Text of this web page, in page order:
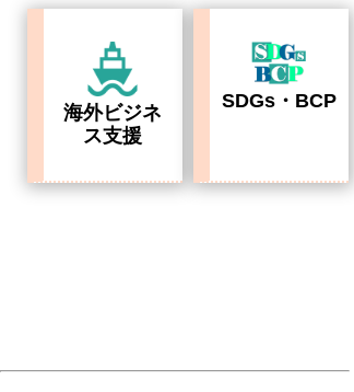
海外ビジネ
ス支援
SDGs・BCP